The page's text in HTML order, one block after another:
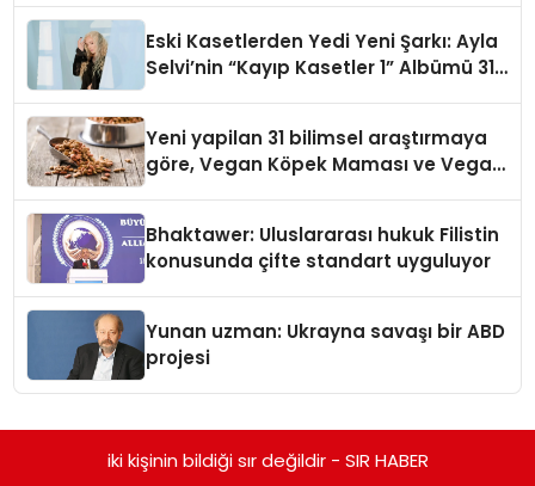
Eski Kasetlerden Yedi Yeni Şarkı: Ayla
Selvi’nin “Kayıp Kasetler 1” Albümü 31
Yeni yapilan 31 bilimsel araştırmaya
göre, Vegan Köpek Maması ve Vegan
Bhaktawer: Uluslararası hukuk Filistin
konusunda çifte standart uyguluyor
Yunan uzman: Ukrayna savaşı bir ABD
projesi
iki kişinin bildiği sır değildir - SIR HABER